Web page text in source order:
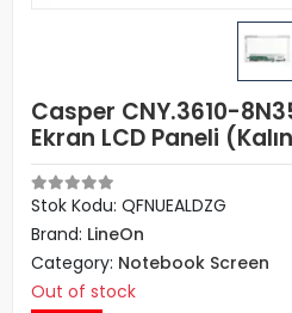
Casper CNY.3610-
Ekran LCD Paneli
Stok Kodu: QFNUEALDZG
Brand: LineOn
Category: Notebook Screen
Out of stock